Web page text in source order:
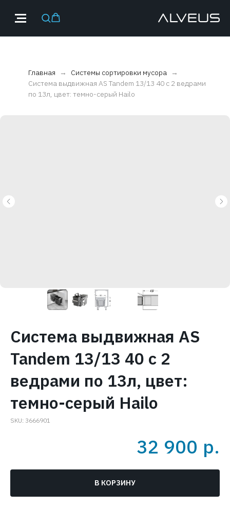
Главная
Системы сортировки мусора
Система выдвижная AS Tandem 13/13 40 с 2 ведрами
по 13л, цвет: темно-серый Hailo
Система выдвижная AS
Tandem 13/13 40 с 2
ведрами по 13л, цвет:
темно-серый Hailo
SKU: 3666901
32 900 р.
В КОРЗИНУ